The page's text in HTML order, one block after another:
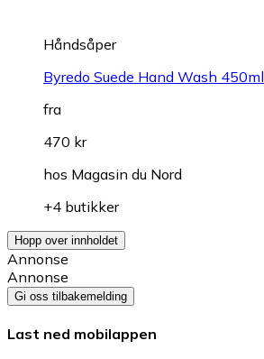
Håndsåper
Byredo Suede Hand Wash 450ml
fra
470 kr
hos Magasin du Nord
+4 butikker
Hopp over innholdet
Annonse
Annonse
Gi oss tilbakemelding
Last ned mobilappen